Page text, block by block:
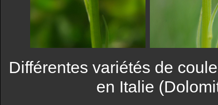
Différentes variétés de
en Italie